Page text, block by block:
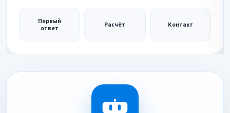
Первый
ответ
Расчёт Контакт